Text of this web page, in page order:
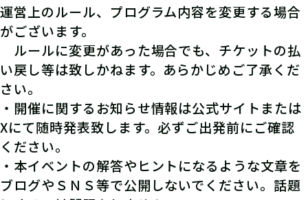
運営上のルール、プログラム内容を変更する場合
がございます。
ルールに変更があった場合でも、チケットの払
い戻し等は致しかねます。あらかじめご了承くだ
さい。
・開催に関するお知らせ情報は公式サイトまたは
Xにて随時発表致します。必ずご出発前にご確認
ください。
・本イベントの解答やヒントになるような文章を
ブログやＳＮＳ等で公開しないでください。話題